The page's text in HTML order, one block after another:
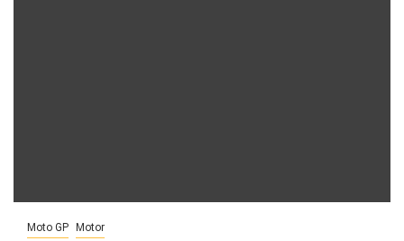
Moto GP Motor